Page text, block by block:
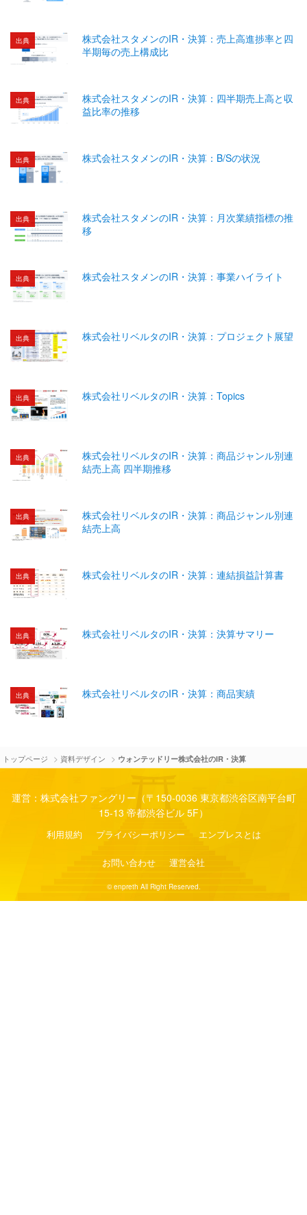
出典
株式会社スタメンのIR・決算：売上高進捗率と四
半期毎の売上構成比
出典
株式会社スタメンのIR・決算：四半期売上高と収
益比率の推移
出典 株式会社スタメンのIR・決算：B/Sの状況
出典
株式会社スタメンのIR・決算：月次業績指標の推
移
出典 株式会社スタメンのIR・決算：事業ハイライト
出典 株式会社リベルタのIR・決算：プロジェクト展望
出典 株式会社リベルタのIR・決算：Topics
出典
株式会社リベルタのIR・決算：商品ジャンル別連
結売上高 四半期推移
出典
株式会社リベルタのIR・決算：商品ジャンル別連
結売上高
出典 株式会社リベルタのIR・決算：連結損益計算書
出典 株式会社リベルタのIR・決算：決算サマリー
出典 株式会社リベルタのIR・決算：商品実績
トップページ > 資料デザイン > ウォンテッドリー株式会社のIR・決算
運営：株式会社ファングリー（〒150-0036 東京都渋谷区南平台町
15-13 帝都渋谷ビル 5F）
利用規約 プライバシーポリシー エンプレスとは
お問い合わせ 運営会社
© enpreth All Right Reserved.